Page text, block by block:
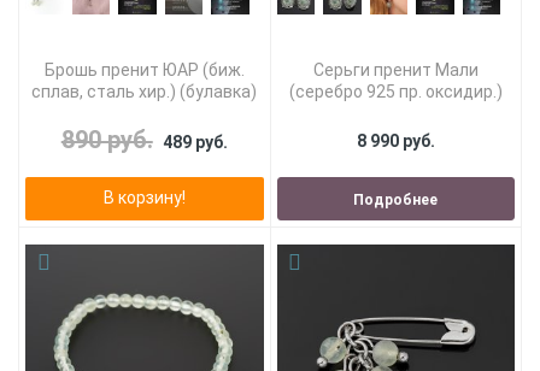
Брошь пренит ЮАР (биж.
сплав, сталь хир.) (булавка)
890 руб. 489 руб.
В корзину!
Серьги пренит Мали
(серебро 925 пр. оксидир.)
8 990 руб.
Подробнее